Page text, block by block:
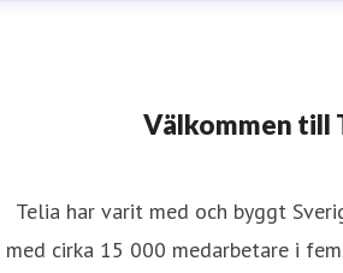
Välkommen till
Telia har varit med och byggt
med cirka 15 000 medarbetare i